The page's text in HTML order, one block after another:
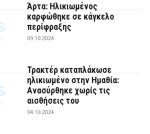
Άρτα: Ηλικιωμένος
καρφώθηκε σε κάγκελο
περίφραξης
09.10.2024
Τρακτέρ καταπλάκωσε
ηλικιωμένο στην Ημαθία:
Ανασύρθηκε χωρίς τις
αισθήσεις του
04.10.2024